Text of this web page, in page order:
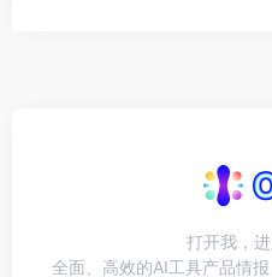
打开我，进
全面、高效的AI工具产品情